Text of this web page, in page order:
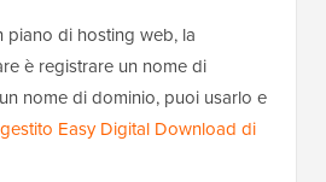
piano di hosting web, la
è registrare un nome di
nome di dominio, puoi usarlo e
Easy Digital Download di